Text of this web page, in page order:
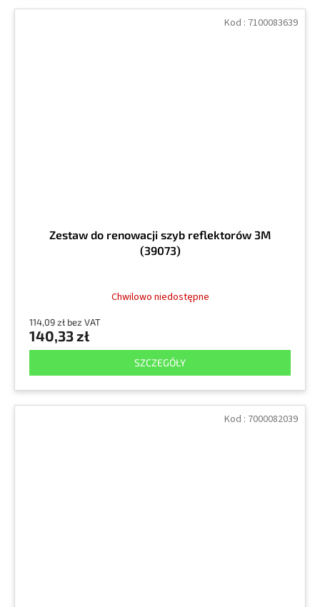
Zestaw do renowacji szyb reflektorów 3M
(39073)
Chwilowo niedostępne
114,09 zł bez VAT
140,33 zł
SZCZEGÓŁY
Kod : 7100083639
Kod : 7000082039